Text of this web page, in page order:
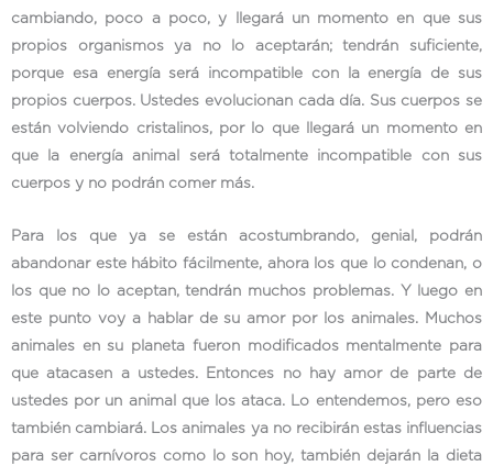
cambiando, poco a poco, y llegará un momento en que sus
propios organismos ya no lo aceptarán; tendrán suficiente,
porque esa energía será incompatible con la energía de sus
propios cuerpos. Ustedes evolucionan cada día. Sus cuerpos se
están volviendo cristalinos, por lo que llegará un momento en
que la energía animal será totalmente incompatible con sus
cuerpos y no podrán comer más.
Para los que ya se están acostumbrando, genial, podrán
abandonar este hábito fácilmente, ahora los que lo condenan, o
los que no lo aceptan, tendrán muchos problemas. Y luego en
este punto voy a hablar de su amor por los animales. Muchos
animales en su planeta fueron modificados mentalmente para
que atacasen a ustedes. Entonces no hay amor de parte de
ustedes por un animal que los ataca. Lo entendemos, pero eso
también cambiará. Los animales ya no recibirán estas influencias
para ser carnívoros como lo son hoy, también dejarán la dieta